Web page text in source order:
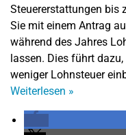
Steuererstattungen bis
Sie mit einem Antrag
während des Jahres
lassen. Dies führt
weniger Lohnsteuer
Weiterlesen »